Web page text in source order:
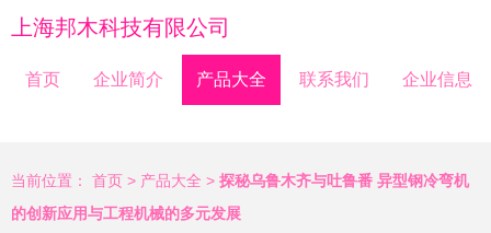
上海邦木科技有限公司
首页 企业简介 产品大全 联系我们 企业信息
当前位置： 首页 > 产品大全 > 探秘乌鲁木齐与吐鲁番 异型钢冷弯机
的创新应用与工程机械的多元发展